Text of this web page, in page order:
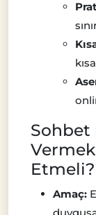
Sohbet
Etmeli?
Amaç: